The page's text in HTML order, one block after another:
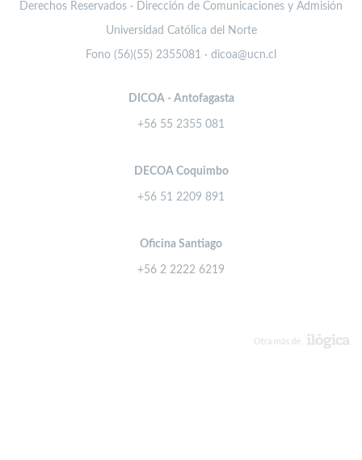
Derechos Reservados · Dirección de Comunicaciones y Admisión
Universidad Católica del Norte
Fono (56)(55) 2355081 · dicoa@ucn.cl
DICOA - Antofagasta
+56 55 2355 081
DECOA Coquimbo
+56 51 2209 891
Oficina Santiago
+56 2 2222 6219